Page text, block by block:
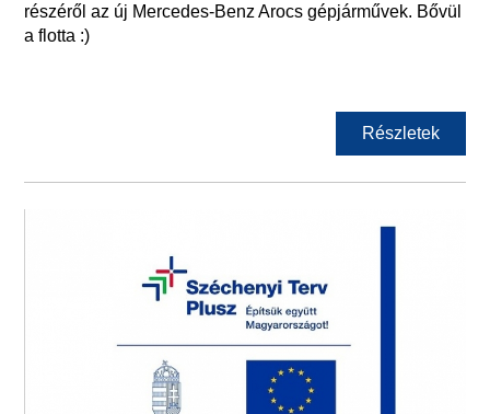
részéről az új Mercedes-Benz Arocs gépjárművek. Bővül
a flotta :)
Részletek